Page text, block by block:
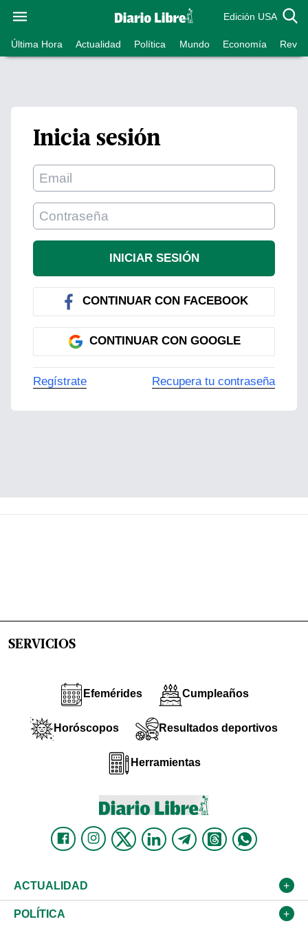
Edición USA
Última Hora Actualidad Política Mundo Economía
Inicia sesión
CONTINUAR CON FACEBOOK
CONTINUAR CON GOOGLE
Regístrate Recupera tu contraseña
SERVICIOS
Efemérides Cumpleaños
Horóscopos Resultados deportivos
Herramientas
ACTUALIDAD
Nacional
POLÍTICA